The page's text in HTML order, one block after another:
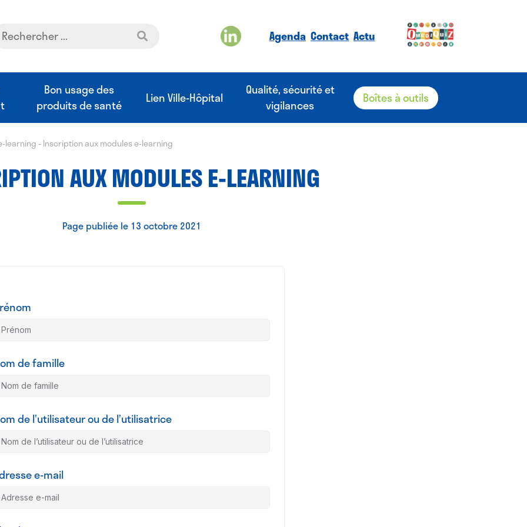
Agenda Contact Actu
Bon usage des
produits de santé
Lien Ville-Hôpital
Qualité, sécurité et
vigilances
Boîtes à outils
learning - Inscription aux modules e-learning
AUX MODULES E-LEARNING
Page publiée le 13 octobre 2021
de famille
de l’utilisateur ou de l’utilisatrice
e-mail